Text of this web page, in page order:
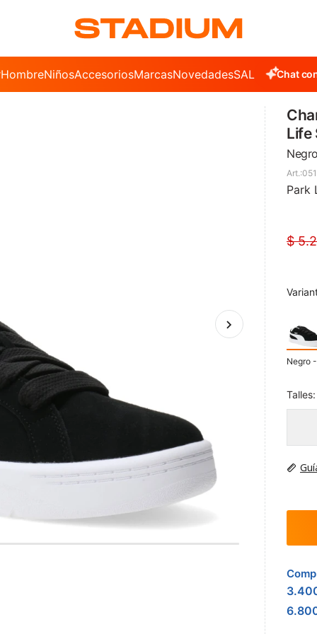
HombreNiñosAccesoriosMarcasNovedadesSALE Chat
Life
Park
$
Negro
Talles: